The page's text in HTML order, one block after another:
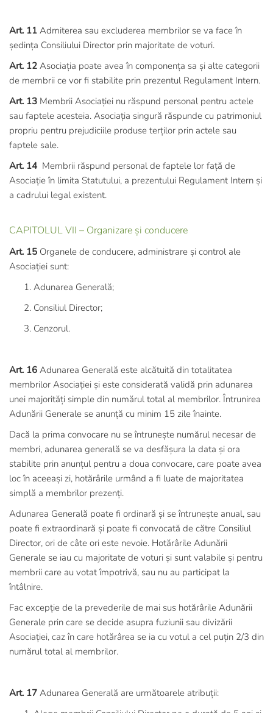
Art. 11 Admiterea sau excluderea membrilor se va face în
ședința Consiliului Director prin majoritate de voturi.
Art. 12 Asociația poate avea în componența sa și alte categorii
de membrii ce vor fi stabilite prin prezentul Regulament Intern.
Art. 13 Membrii Asociației nu răspund personal pentru actele
sau faptele acesteia. Asociația singură răspunde cu patrimoniul
propriu pentru prejudiciile produse terților prin actele sau
faptele sale.
Art. 14 Membrii răspund personal de faptele lor față de
Asociație în limita Statutului, a prezentului Regulament Intern și
a cadrului legal existent.
CAPITOLUL VII – Organizare și conducere
Art. 15 Organele de conducere, administrare și control ale
Asociației sunt:
Adunarea Generală;
Consiliul Director;
Cenzorul.
Art. 16 Adunarea Generală este alcătuită din totalitatea
membrilor Asociației și este considerată validă prin adunarea
unei majorități simple din numărul total al membrilor. Întrunirea
Adunării Generale se anunță cu minim 15 zile înainte.
Dacă la prima convocare nu se întrunește numărul necesar de
membri, adunarea generală se va desfășura la data și ora
stabilite prin anunțul pentru a doua convocare, care poate avea
loc în aceeași zi, hotărârile urmând a fi luate de majoritatea
simplă a membrilor prezenți.
Adunarea Generală poate fi ordinară și se întrunește anual, sau
poate fi extraordinară și poate fi convocată de către Consiliul
Director, ori de câte ori este nevoie. Hotărârile Adunării
Generale se iau cu majoritate de voturi și sunt valabile și pentru
membrii care au votat împotrivă, sau nu au participat la
întâlnire.
Fac excepție de la prevederile de mai sus hotărârile Adunării
Generale prin care se decide asupra fuziunii sau divizării
Asociației, caz în care hotărârea se ia cu votul a cel puțin 2/3 din
numărul total al membrilor.
Art. 17 Adunarea Generală are următoarele atribuții: